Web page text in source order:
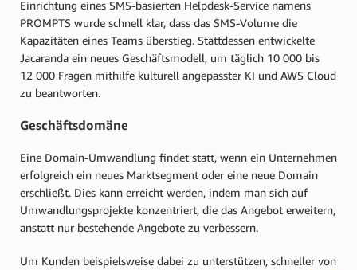
Einrichtung eines SMS-basierten Helpdesk-Service namens
PROMPTS wurde schnell klar, dass das SMS-Volume die
Kapazitäten eines Teams überstieg. Stattdessen entwickelte
Jacaranda ein neues Geschäftsmodell, um täglich 10 000 bis
12 000 Fragen mithilfe kulturell angepasster KI und AWS Cloud
zu beantworten.
Geschäftsdomäne
Eine Domain-Umwandlung findet statt, wenn ein Unternehmen
erfolgreich ein neues Marktsegment oder eine neue Domain
erschließt. Dies kann erreicht werden, indem man sich auf
Umwandlungsprojekte konzentriert, die das Angebot erweitern,
anstatt nur bestehende Angebote zu verbessern.
Um Kunden beispielsweise dabei zu unterstützen, schneller von